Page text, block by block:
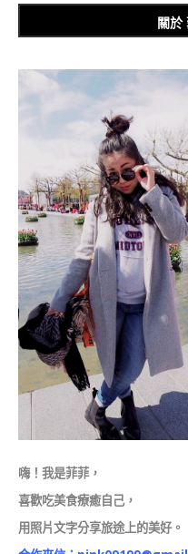
關
嗨！我是菲菲，
喜歡吃美食療癒自己，
用照片文字分享旅途上的美好。